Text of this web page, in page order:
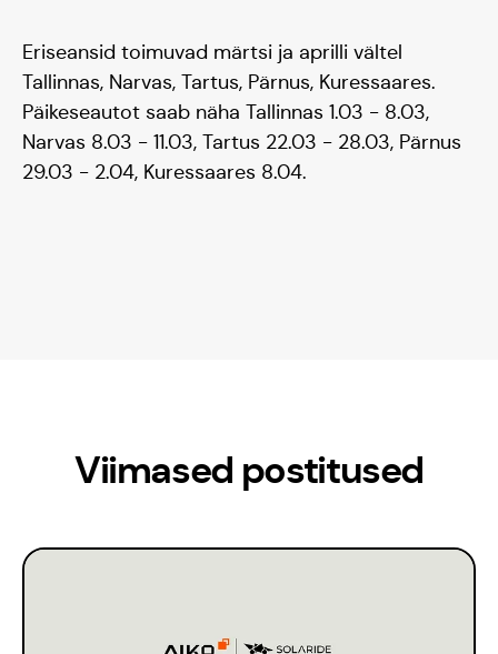
Meisse usuvad
Eriseansid toimuvad märtsi ja aprilli vältel
Tallinnas, Narvas, Tartus, Pärnus, Kuressaares.
Päikeseautot saab näha Tallinnas 1.03 - 8.03,
Narvas 8.03 - 11.03, Tartus 22.03 - 28.03, Pärnus
29.03 - 2.04, Kuressaares 8.04.
Viimased postitused